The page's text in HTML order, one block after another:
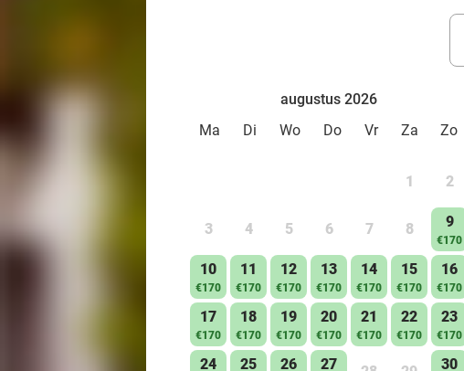
augustus 2026
Ma
Di Wo Do Vr Za Zo
1 2
3 4 5 6 7 8 9
€170
10
€170
11
€170
12
€170
13
€170
14
€170
15
€170
16
€170
17
€170
18
€170
19
€170
20
€170
21
€170
22
€170
23
€170
24 25 26 27 30